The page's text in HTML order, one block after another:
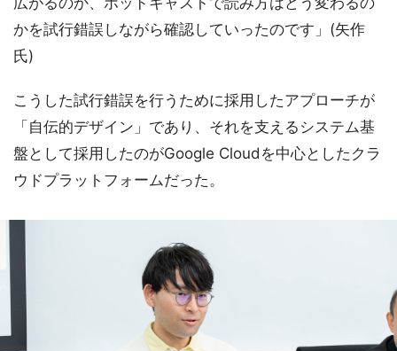
かを試行錯誤しながら確認していったのです」(矢作
氏)
こうした試行錯誤を行うために採用したアプローチが
「自伝的デザイン」であり、それを支えるシステム基
盤として採用したのがGoogle Cloudを中心としたクラ
ウドプラットフォームだった。